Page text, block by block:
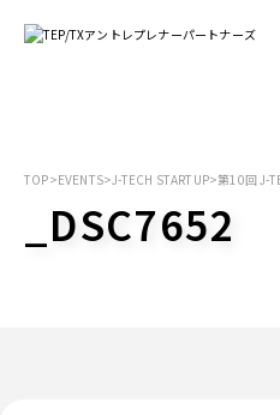
TOP>EVENTS>J-TECH STARTUP>第10回 J-
_DSC7652